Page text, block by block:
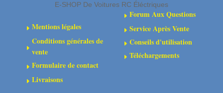
E-SHOP De Voitures RC Éléctriques
EMentions légales
E
Conditions générales de
vente
EFormulaire de contact
ELivraisons
E Forum Aux Questions
E Service Après Vente
E Conseils d'utilisation
E Téléchargements